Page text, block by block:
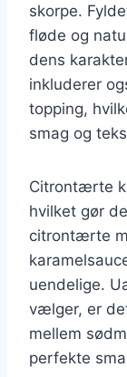
skorpe.
fløde og
dens
inkluderer
topping,
smag og
Citrontærte
hvilket gør
citrontærte
uendelige.
vælger, er
mellem
perfekte